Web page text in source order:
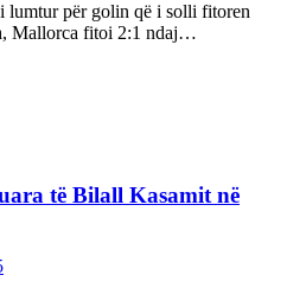
lumtur për golin që i solli fitoren
Mallorca fitoi 2:1 ndaj…
të Bilall Kasamit në